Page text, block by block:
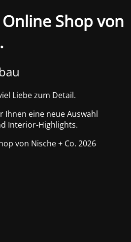
Shop von
Liebe zum Detail.
Ihnen eine neue Auswahl
Interior-Highlights.
von Nische + Co. 2026